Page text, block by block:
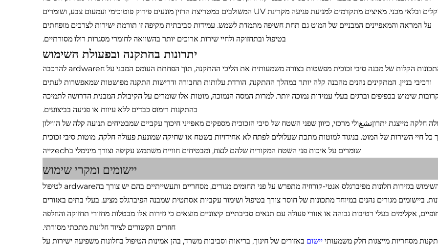
לכימיקלים ובלאי מכני. מאיצים מתקדמים למניעת פגיעה מקרינת UV המשולבים במטריצת הרזין מונעים פירוק פוטוכימי ועמעום צבע, ושומרים
על המראה והמאפיינים המבניים של המוט גם תחת חשיפה מתמדת לשמש. עמידות סביבתית מקיפה זו תורמת ישירות לצרכים מופחתים
בטיפול ובתחזוקה ולחיי שירות ארוכים יותר בהשוואה לחומרי מסגרות רולו מסורתיים.
יתרונות בהתקנה ובפעולת השימוש
התכונות הקלות של מבנה סיבי זכוכית מפשטות בצורה משמעותית את הליכי ההתקנה, תוך הפחתת העומס המבני על חardware להרכבה
ורכיבי בניין. המתקינים נהנים מהבנה קלה יותר במהלך ההתקנה, הורדת עלותות תחבורה ודרישות התקנה מפושטות שמאפשרות לעתים
שימוש בכפיפים וברגים בעלי עמידות נמוכה יותר. למרות המסה הנמוכה, מוטות אלו שומרים על הקיבולת המבנית הדרושה לתמיכה
בהתקנות רימוס כבדים ללא עיוות או פגיעה בביצועים.
חלקה מייצגת יתרוןتشغולי מרכזי, כיוון שפני השטח של סיבי הזכוכית מספקים מאפייני חיכוך עקביים שמבטיחים תנועה קלה של הווילון
כל חיי השירות של המוט. בניגוד למוטות מתכת שעלולים לפתח לא אחידויות בשטח או שחיקה שמונעת פעולה חלקה, מוטות סיבי זכוכית
שומרים על איכות פני השטח המקורית שלהם לנצח, ומבטיחים חוויית משתמש עקיפה וצורך מינימלי בzechייה
יישומים ומקרי שימוש
השימוש בגזירות חלונות מפיברגלס אנטי-קורוזיה מתפרש על פני תחומים מגורים, מסחריים ותעשייתיים בהם יש צורך בהardware לטיפול
ביישומים מגורים נהנים במיוחד מתכונות של חוסר צורך בטיפול ושימור עקביות אסתטית שמבנה הפיברגלס מציע. בעלי בתים באזורים
אקלימים בעלי רטיבות גבוהה או אזורי פעולה עם תנאים סביבתיים קיצוניים מוצאים כי גזירות אלו מבטלות מחזורי תחזוקה והחלפה
חוזרים הקשורים לציוד חלונות מתכתי מסורתי.
מסחריות מייצגות חלק משמעותי יישום באזורים של חינוך, בריאות וסביבות משרד, בהן אמינות הטיפול בחלונות משפיעה ישירות על